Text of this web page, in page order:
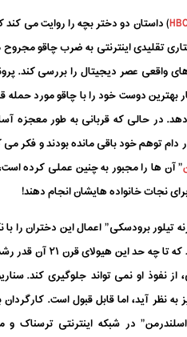
) داستان دو دختر بچه را روایت می
تقلیدی اینترنتی به ضرب چاقو
عصر دیجیتال را بررسی کند.
دو دختر ۱۲ ساله است که ۱۹ بار بهترین دوست خود را با چاقو مورد
در حالی که قربانی به طور معجزه
دام توهم خود باقی مانده بودند و فکر می
” آن ها را مجبور به چنین عملی کرده
نجات خانواده هایشان انجام دهند!
برودسکی” اعمال این دختران را با
جذابی بازگو می کند و نشان می دهد که تا
نفوذ او نمی تواند جلوگیری کند.
نظر آید، اما قابل قبول است. کارگردان
در شبکه اینترنتی ترسناک و